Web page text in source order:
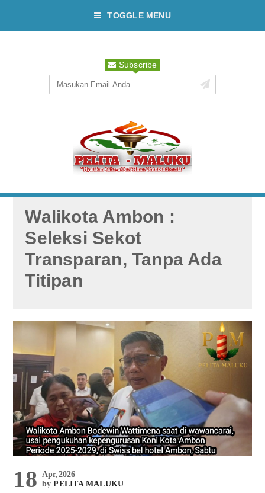
TOGGLE MENU
Subscribe
Walikota Ambon :
Seleksi Sekot
Transparan, Tanpa Ada
Titipan
18
Apr,2026
byPELITA MALUKU